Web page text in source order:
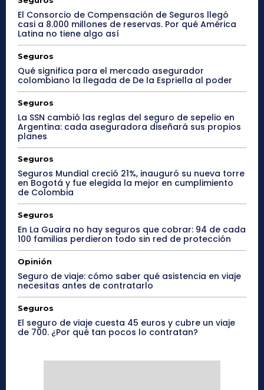
El Consorcio de Compensación de Seguros llegó
casi a 8.000 millones de reservas. Por qué América
Latina no tiene algo así
Seguros
Qué significa para el mercado asegurador
colombiano la llegada de De la Espriella al poder
Seguros
La SSN cambió las reglas del seguro de sepelio en
Argentina: cada aseguradora diseñará sus propios
planes
Seguros
Seguros Mundial creció 21%, inauguró su nueva torre
en Bogotá y fue elegida la mejor en cumplimiento
de Colombia
Seguros
En La Guaira no hay seguros que cobrar: 94 de cada
100 familias perdieron todo sin red de protección
Opinión
Seguro de viaje: cómo saber qué asistencia en viaje
necesitas antes de contratarlo
Seguros
El seguro de viaje cuesta 45 euros y cubre un viaje
de 700. ¿Por qué tan pocos lo contratan?